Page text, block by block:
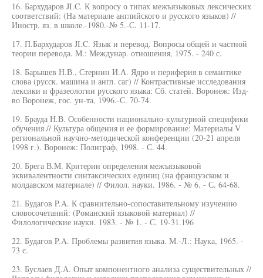
16. Бархударов JI.C. К вопросу о типах межъязыковых лексических
соответствий: (На материале английского и русского языков) //
Иностр. яз. в школе.-1980.-№ 5.-С. 11-17.
17. П.Бархударов JI.C. Язык и перевод. Вопросы общей и частной
теории перевода. М.: Междунар. отношения, 1975. - 240 с.
18. Барышев Н.В., Стернин И.А. Ядро и периферия в семантике
слова (русск. машина и англ. саг) // Контрастивные исследования
лексики и фразеологии русского языка: Сб. статей. Воронеж: Изд-
во Воронеж, гос. ун-та, 1996.-С. 70-74.
19. Брауда Н.В. Особенности национально-культурной специфики
обучения // Культура общения и ее формирование: Материалы V
региональной научно-методической конференции (20-21 апреля
1998 г.). Воронеж: Полиграф, 1998. - С. 44.
20. Брега В.М. Критерии определения межъязыковой
эквивалентности синтаксических единиц (на французском и
молдавском материале) // Филол. науки. 1986. - № 6. - С. 64-68.
21. Будагов P.A. К сравнительно-сопоставительному изучению
словосочетаний: (Романский языковой материал) //
Филологические науки. 1983. - № 1. - С. 19-31.196
22. Будагов P.A. Проблемы развития языка. М.-Л.: Наука, 1965. -
73 с.
23. Буслаев Д.А. Опыт компонентного анализа существительных //